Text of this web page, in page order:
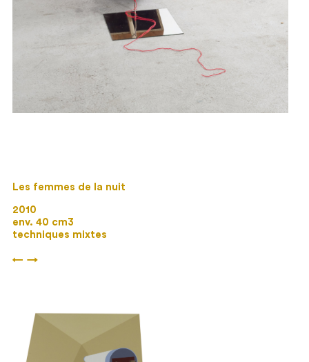
Les femmes de la nuit
2010
env. 40 cm3
techniques mixtes
← →